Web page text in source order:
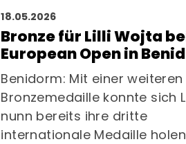
18.05.2026
Bronze für Lilli Wojta
European Open in
Benidorm: Mit einer weiteren
Bronzemedaille konnte sich
nunn bereits ihre dritte
internationale Medaille